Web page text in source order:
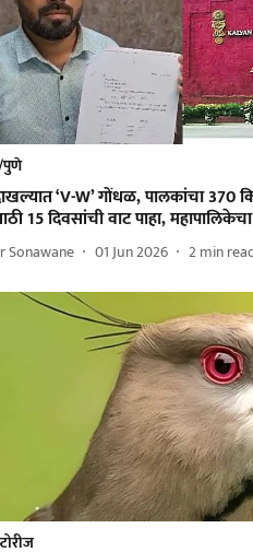
‘V-W’ गोंधळ, पालकांचा 370
15 दिवसांची वाट पाहा,
Sonawane 01 Jun 2026 2min